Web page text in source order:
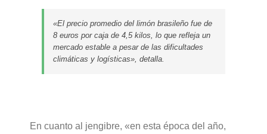
«El precio promedio del limón brasileño fue de
8 euros por caja de 4,5 kilos, lo que refleja un
mercado estable a pesar de las dificultades
climáticas y logísticas», detalla.
En cuanto al jengibre, «en esta época del año,